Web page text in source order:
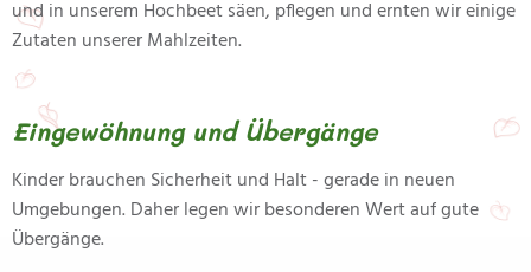
und in unserem Hochbeet säen, pflegen und ernten wir einige
Zutaten unserer Mahlzeiten.
Eingewöhnung und Übergänge
Kinder brauchen Sicherheit und Halt - gerade in neuen
Umgebungen. Daher legen wir besonderen Wert auf gute
Übergänge.